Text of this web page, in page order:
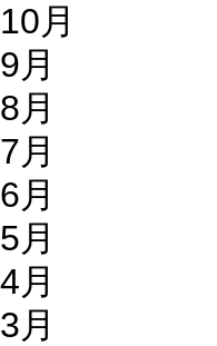
10月
9月
8月
7月
6月
5月
4月
3月